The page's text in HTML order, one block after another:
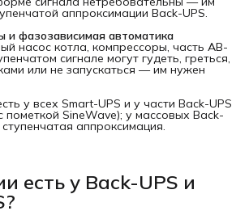
аппроксимации Back-UPS.
и фазозависимая автоматика
насос котла, компрессоры, часть АВ-
сигнале могут гудеть, греться,
или не запускаться — им нужен
у всех Smart-UPS и у части Back-UPS
пометкой SineWave); у массовых Back-
аппроксимация.
есть у Back-UPS и